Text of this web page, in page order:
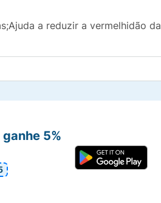
a reduzir a vermelhidão da
ganhe 5%